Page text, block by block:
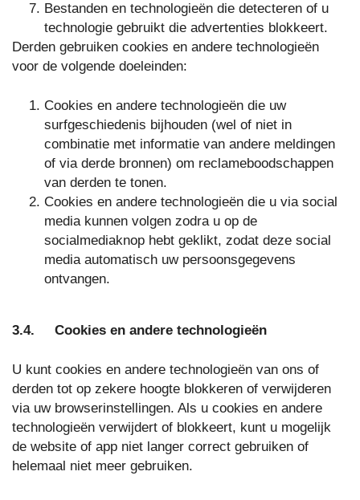
Bestanden en technologieën die detecteren of u
technologie gebruikt die advertenties blokkeert.
Derden gebruiken cookies en andere technologieën
voor de volgende doeleinden:
Cookies en andere technologieën die uw
surfgeschiedenis bijhouden (wel of niet in
combinatie met informatie van andere meldingen
of via derde bronnen) om reclameboodschappen
van derden te tonen.
Cookies en andere technologieën die u via social
media kunnen volgen zodra u op de
socialmediaknop hebt geklikt, zodat deze social
media automatisch uw persoonsgegevens
ontvangen.
3.4. Cookies en andere technologieën
U kunt cookies en andere technologieën van ons of
derden tot op zekere hoogte blokkeren of verwijderen
via uw browserinstellingen. Als u cookies en andere
technologieën verwijdert of blokkeert, kunt u mogelijk
de website of app niet langer correct gebruiken of
helemaal niet meer gebruiken.